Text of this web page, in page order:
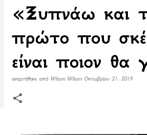
«Ξυπνάω και
πρώτο που
είναι ποιον θα
αναρτήθηκε από Wilson Wilson Οκτωβρίου 21, 2019